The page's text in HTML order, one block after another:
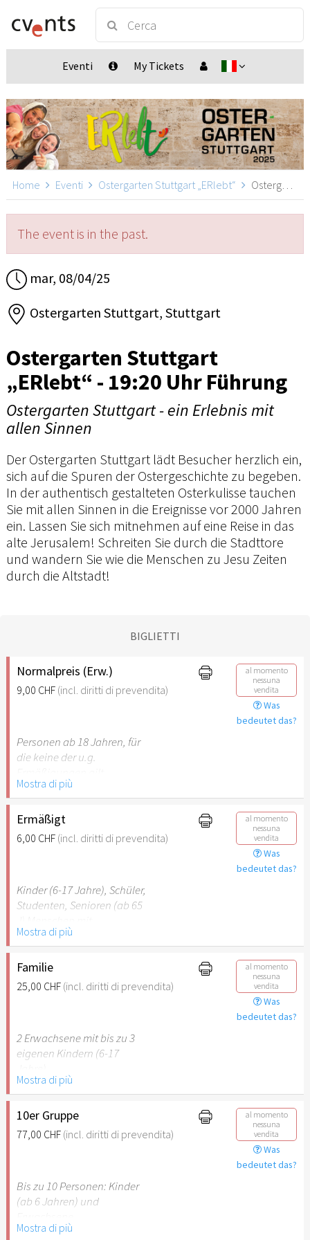
Eventi My Tickets
Home Eventi Ostergarten Stuttgart „ERlebt“ Ostergarten Stuttgart „ERlebt“ - 19:20 Uhr Führung, Stuttgart
The event is in the past.
mar, 08/04/25
Ostergarten Stuttgart, Stuttgart
Ostergarten Stuttgart
„ERlebt“ - 19:20 Uhr Führung
Ostergarten Stuttgart - ein Erlebnis mit
allen Sinnen
Der Ostergarten Stuttgart lädt Besucher herzlich ein,
sich auf die Spuren der Ostergeschichte zu begeben.
In der authentisch gestalteten Osterkulisse tauchen
Sie mit allen Sinnen in die Ereignisse vor 2000 Jahren
ein. Lassen Sie sich mitnehmen auf eine Reise in das
alte Jerusalem! Schreiten Sie durch die Stadttore
und wandern Sie wie die Menschen zu Jesu Zeiten
durch die Altstadt!
BIGLIETTI
Normalpreis (Erw.)
9,00 CHF (incl. diritti di prevendita)
al momento
nessuna
vendita
Was
bedeutet das?
Personen ab 18 Jahren, für
die keine der u.g.
Mostra di più
Ermäßigt
6,00 CHF (incl. diritti di prevendita)
al momento
nessuna
vendita
Was
bedeutet das?
Kinder (6-17 Jahre), Schüler,
Studenten, Senioren (ab 65
Behinderung (ab 50%),
Begleitperson. Der jeweilige
Ausweis ist beim Einlass
vorzulegen.
Stuttgart nicht
empfehlenswert.
Mostra di più
Familie
25,00 CHF (incl. diritti di prevendita)
al momento
nessuna
vendita
Was
bedeutet das?
2 Erwachsene mit bis zu 3
eigenen Kindern (6-17
Hinweis: Für Kinder unter 6
Jahren ist der Ostergarten
Stuttgart nicht
empfehlenswert.
Mostra di più
10er Gruppe
77,00 CHF (incl. diritti di prevendita)
al momento
nessuna
vendita
Was
bedeutet das?
Bis zu 10 Personen: Kinder
(ab 6 Jahren) und
Mostra di più